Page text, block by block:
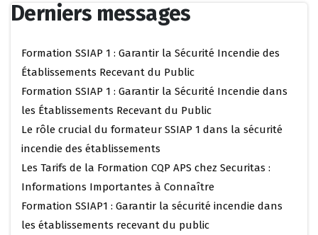
Derniers messages
Formation SSIAP 1 : Garantir la Sécurité Incendie des
Établissements Recevant du Public
Formation SSIAP 1 : Garantir la Sécurité Incendie dans
les Établissements Recevant du Public
Le rôle crucial du formateur SSIAP 1 dans la sécurité
incendie des établissements
Les Tarifs de la Formation CQP APS chez Securitas :
Informations Importantes à Connaître
Formation SSIAP1 : Garantir la sécurité incendie dans
les établissements recevant du public